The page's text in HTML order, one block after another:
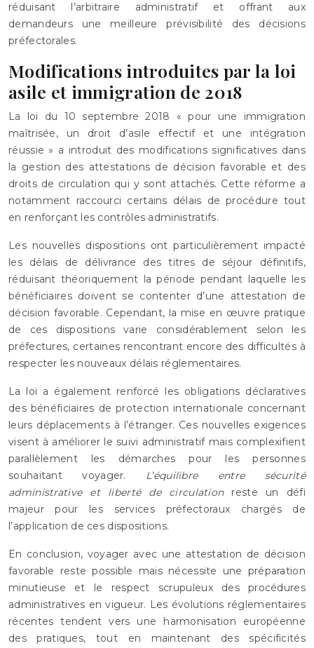
réduisant l’arbitraire administratif et offrant aux
demandeurs une meilleure prévisibilité des décisions
préfectorales.
Modifications introduites par la loi
asile et immigration de 2018
La loi du 10 septembre 2018 « pour une immigration
maîtrisée, un droit d’asile effectif et une intégration
réussie » a introduit des modifications significatives dans
la gestion des attestations de décision favorable et des
droits de circulation qui y sont attachés. Cette réforme a
notamment raccourci certains délais de procédure tout
en renforçant les contrôles administratifs.
Les nouvelles dispositions ont particulièrement impacté
les délais de délivrance des titres de séjour définitifs,
réduisant théoriquement la période pendant laquelle les
bénéficiaires doivent se contenter d’une attestation de
décision favorable. Cependant, la mise en œuvre pratique
de ces dispositions varie considérablement selon les
préfectures, certaines rencontrant encore des difficultés à
respecter les nouveaux délais réglementaires.
La loi a également renforcé les obligations déclaratives
des bénéficiaires de protection internationale concernant
leurs déplacements à l’étranger. Ces nouvelles exigences
visent à améliorer le suivi administratif mais complexifient
parallèlement les démarches pour les personnes
souhaitant voyager. L’équilibre entre sécurité
administrative et liberté de circulation reste un défi
majeur pour les services préfectoraux chargés de
l’application de ces dispositions.
En conclusion, voyager avec une attestation de décision
favorable reste possible mais nécessite une préparation
minutieuse et le respect scrupuleux des procédures
administratives en vigueur. Les évolutions réglementaires
récentes tendent vers une harmonisation européenne
des pratiques, tout en maintenant des spécificités